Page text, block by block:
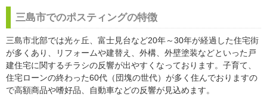
三島市でのポスティングの特徴
三島市北部では光ヶ丘、富士見台など20年～30年が経過した住宅街
が多くあり、リフォームや建替え、外構、外壁塗装などといった戸
建住宅に関するチラシの反響が出やすくなっております。子育て、
住宅ローンの終わった60代（団塊の世代）が多く住んでおりますの
で高額商品や嗜好品、自動車などの反響が見込めます。